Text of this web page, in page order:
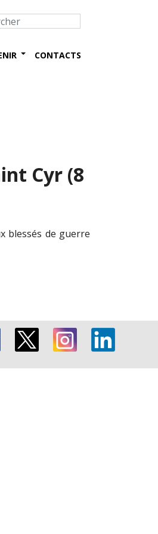
CONTACTS
Cyr (8
blessés de guerre